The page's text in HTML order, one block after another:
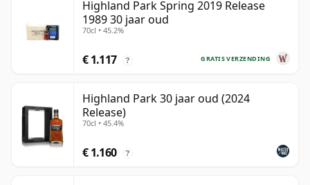
Highland Park Spring 2019 Release
1989 30 jaar oud
70cl • 45.2%
GRATIS VERZENDING
€ 1.117 ?
Highland Park 30 jaar oud (2024
Release)
70cl • 45.4%
€ 1.160 ?